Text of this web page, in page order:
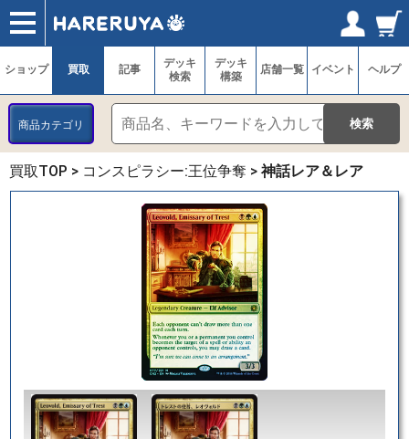
ショップ
買取
記事
デッキ検索
デッキ構築
選手一覧
店舗一覧
イベント
ヘルプ
お問い合わせ ログイン／会員登録
マイページ
ショップ 買取 記事
デッキ
検索
デッキ
構築
店舗一覧 イベント ヘルプ
商品カテゴリ
買取TOP > コンスピラシー:王位争奪 > 神話レア＆レア